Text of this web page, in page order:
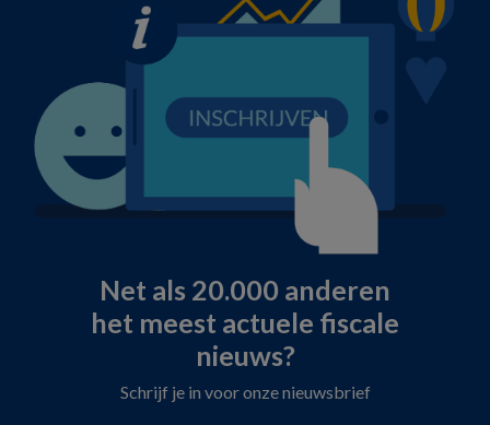
Net als 20.000 anderen
het meest actuele fiscale
nieuws?
Schrijf je in voor onze nieuwsbrief